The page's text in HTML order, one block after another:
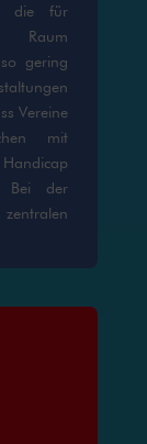
die für
Raum
gering
Vereine
mit
Bei der